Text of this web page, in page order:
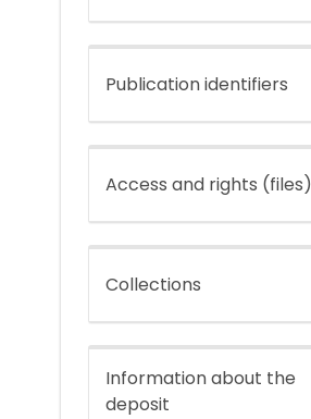
Publication identifiers
Access and rights (files)
Collections
Information about the
deposit